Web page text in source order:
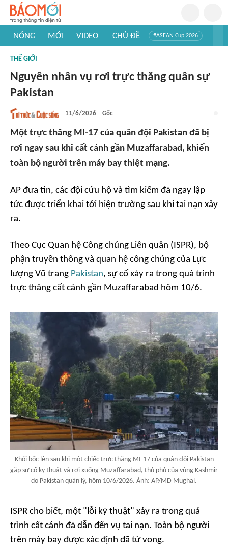
NÓNG MỚI VIDEO CHỦ ĐỀ #ASEAN Cup 2026
#Khám phá thế giới
THẾ GIỚI
Nguyên nhân vụ rơi trực thăng quân sự
Pakistan
11/6/2026 Gốc
Một trực thăng MI-17 của quân đội Pakistan đã bị
rơi ngay sau khi cất cánh gần Muzaffarabad, khiến
toàn bộ người trên máy bay thiệt mạng.
AP đưa tin, các đội cứu hộ và tìm kiếm đã ngay lập
tức được triển khai tới hiện trường sau khi tai nạn xảy
ra.
Theo Cục Quan hệ Công chúng Liên quân (ISPR), bộ
phận truyền thông và quan hệ công chúng của Lực
lượng Vũ trang Pakistan, sự cố xảy ra trong quá trình
trực thăng cất cánh gần Muzaffarabad hôm 10/6.
Khói bốc lên sau khi một chiếc trực thăng MI-17 của quân đội Pakistan
gặp sự cố kỹ thuật và rơi xuống Muzaffarabad, thủ phủ của vùng Kashmir
do Pakistan quản lý, hôm 10/6/2026. Ảnh: AP/MD Mughal.
ISPR cho biết, một "lỗi kỹ thuật" xảy ra trong quá
trình cất cánh đã dẫn đến vụ tai nạn. Toàn bộ người
trên máy bay được xác định đã tử vong.